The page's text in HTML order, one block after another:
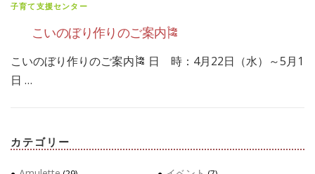
子育て支援センター
こいのぼり作りのご案内🎏
こいのぼり作りのご案内🎏 日 時：4月22日（水）～5月1
日 …
カテゴリー